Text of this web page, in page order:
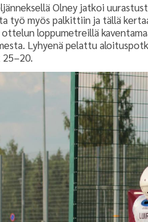
Olney jatkoi
työ myös palkittiin ja tällä
loppumetreillä
Lyhyenä pelattu